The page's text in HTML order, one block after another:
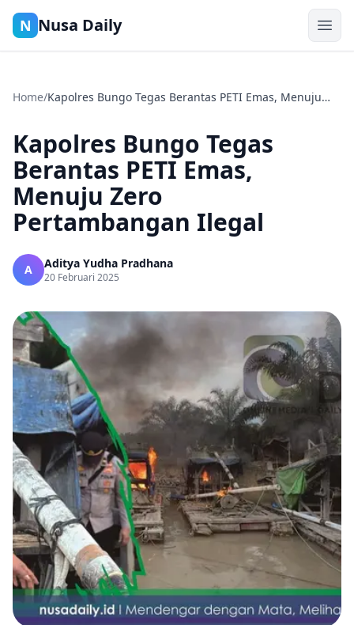
N Nusa Daily
Home/Kapolres Bungo Tegas Berantas PETI Emas, Menuju
Kapolres Bungo Tegas
Berantas PETI Emas,
Menuju Zero
Pertambangan Ilegal
A Aditya Yudha Pradhana
20 Februari 2025